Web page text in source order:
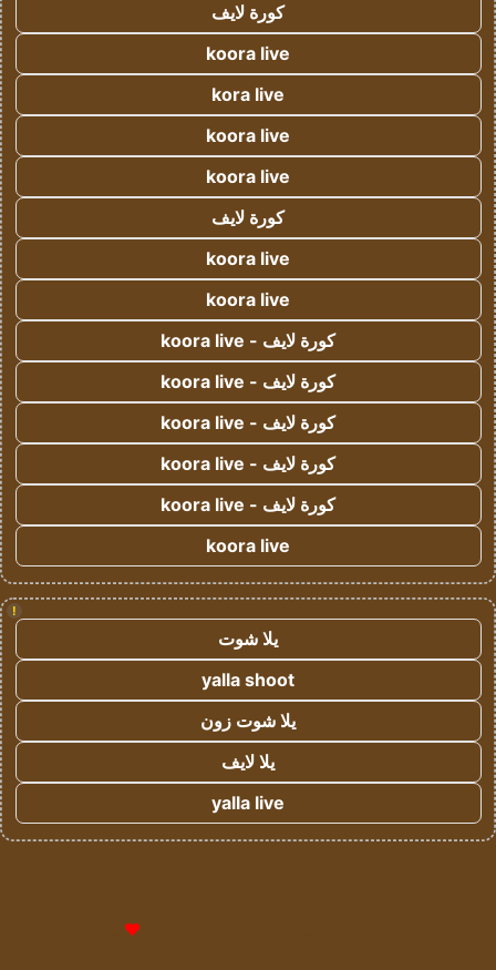
كورة لايف
koora live
kora live
koora live
koora live
كورة لايف
koora live
koora live
كورة لايف - koora live
كورة لايف - koora live
كورة لايف - koora live
كورة لايف - koora live
كورة لايف - koora live
koora live
!
يلا شوت
yalla shoot
يلا شوت زون
يلا لايف
yalla live